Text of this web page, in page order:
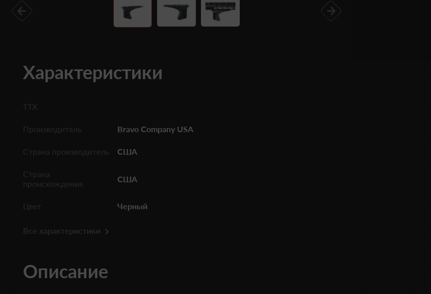
Характеристики
ТТХ
Производитель Bravo Company USA
Страна производитель США
Страна
происхождения
США
Цвет Черный
Все характеристики
Описание